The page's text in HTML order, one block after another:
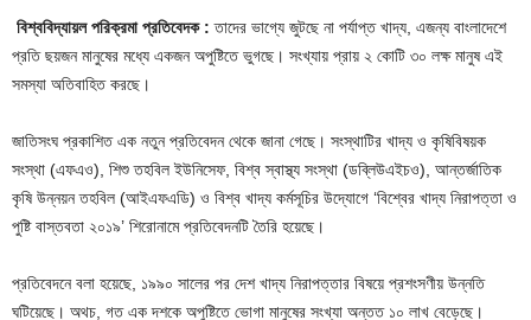
বিশ্ববিদ্যায়ল পরিক্রমা প্রতিবেদক :তাদের ভাগ্যে জুটছে না পর্যাপ্ত খাদ্য, এজন্য বাংলাদেশে
প্রতি ছয়জন মানুষের মধ্যে একজন অপুষ্টিতে ভুগছে। সংখ্যায় প্রায় ২ কোটি ৩০ লক্ষ মানুষ এই
সমস্যা অতিবাহিত করছে।
জাতিসংঘ প্রকাশিত এক নতুন প্রতিবেদন থেকে জানা গেছে। সংস্থাটির খাদ্য ও কৃষিবিষয়ক
সংস্থা (এফএও), শিশু তহবিল ইউনিসেফ, বিশ্ব স্বাস্থ্য সংস্থা (ডব্লিউএইচও), আন্তর্জাতিক
কৃষি উন্নয়ন তহবিল (আইএফএডি) ও বিশ্ব খাদ্য কর্মসূচির উদ্যোগে ‘বিশ্বের খাদ্য নিরাপত্তা ও
পুষ্টি বাস্তবতা ২০১৯’ শিরোনামে প্রতিবেদনটি তৈরি হয়েছে।
প্রতিবেদনে বলা হয়েছে, ১৯৯০ সালের পর দেশ খাদ্য নিরাপত্তার বিষয়ে প্রশংসণীয় উন্নতি
ঘটিয়েছে। অথচ, গত এক দশকে অপুষ্টিতে ভোগা মানুষের সংখ্যা অন্তত ১০ লাখ বেড়েছে।